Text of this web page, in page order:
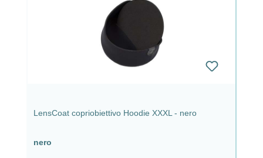
LensCoat copriobiettivo Hoodie XXXL - nero
nero